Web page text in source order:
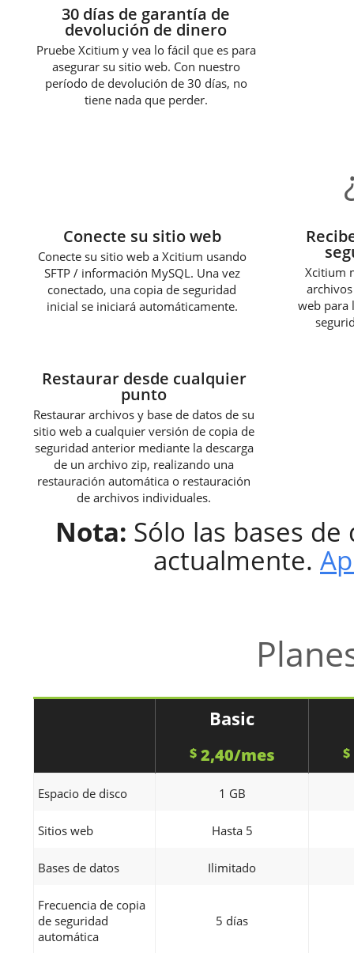
30 días de garantía de
devolución de dinero
Pruebe Xcitium y vea lo fácil que es para
asegurar su sitio web. Con nuestro
período de devolución de 30 días, no
tiene nada que perder.
Conecte su sitio web
Conecte su sitio web a Xcitium usando
SFTP / información MySQL. Una vez
conectado, una copia de seguridad
inicial se iniciará automáticamente.
Xcitium
web para
Restaurar desde cualquier
punto
Restaurar archivos y base de datos de su
sitio web a cualquier versión de copia de
seguridad anterior mediante la descarga
de un archivo zip, realizando una
restauración automática o restauración
de archivos individuales.
Nota: Sólo las bases
actualmente.
Basic
$2,40/mes $
Espacio de disco 1 GB
Sitios web Hasta 5
Bases de datos Ilimitado
Frecuencia de copia
de seguridad
automática
5 días